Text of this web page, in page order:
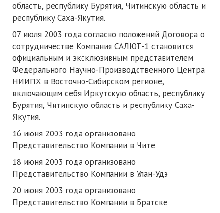
область, республику Бурятия, Читинскую область и
республику Саха-Якутия.
07 июля 2003 года согласно положений Договора о
сотрудничестве Компания САЛЮТ-1 становится
официальным и эксклюзивным представителем
Федерального Научно-Производственного Центра
НИИПХ в Восточно-Сибирском регионе,
включающим себя Иркутскую область, республику
Бурятия, Читинскую область и республику Саха-
Якутия.
16 июня 2003 года организовано
Представительство Компании в Чите
18 июня 2003 года организовано
Представительство Компании в Улан-Удэ
20 июня 2003 года организовано
Представительство Компании в Братске